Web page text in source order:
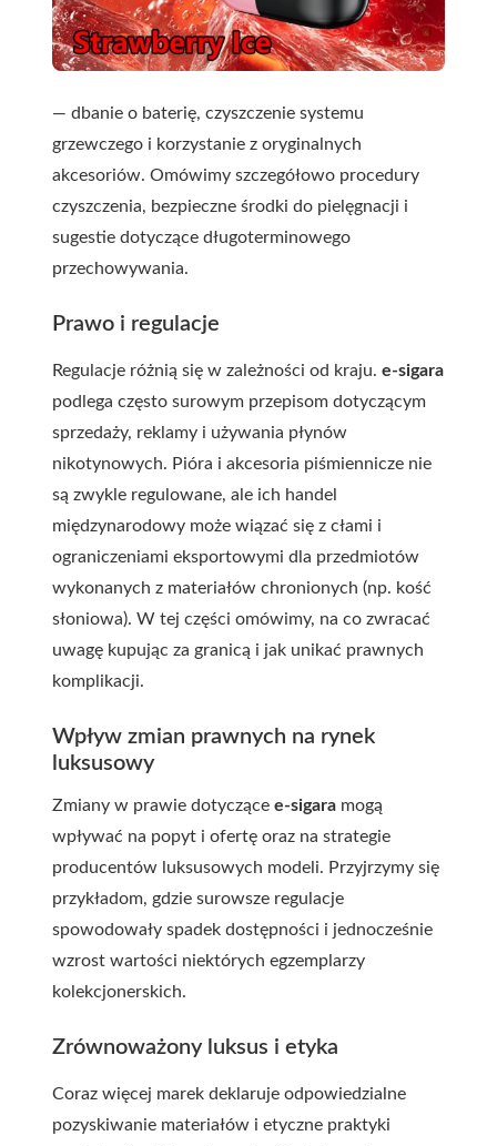
— dbanie o baterię, czyszczenie systemu
grzewczego i korzystanie z oryginalnych
akcesoriów. Omówimy szczegółowo procedury
czyszczenia, bezpieczne środki do pielęgnacji i
sugestie dotyczące długoterminowego
przechowywania.
Prawo i regulacje
Regulacje różnią się w zależności od kraju. e-sigara
podlega często surowym przepisom dotyczącym
sprzedaży, reklamy i używania płynów
nikotynowych. Pióra i akcesoria piśmiennicze nie
są zwykle regulowane, ale ich handel
międzynarodowy może wiązać się z cłami i
ograniczeniami eksportowymi dla przedmiotów
wykonanych z materiałów chronionych (np. kość
słoniowa). W tej części omówimy, na co zwracać
uwagę kupując za granicą i jak unikać prawnych
komplikacji.
Wpływ zmian prawnych na rynek
luksusowy
Zmiany w prawie dotyczące e-sigara mogą
wpływać na popyt i ofertę oraz na strategie
producentów luksusowych modeli. Przyjrzymy się
przykładom, gdzie surowsze regulacje
spowodowały spadek dostępności i jednocześnie
wzrost wartości niektórych egzemplarzy
kolekcjonerskich.
Zrównoważony luksus i etyka
Coraz więcej marek deklaruje odpowiedzialne
pozyskiwanie materiałów i etyczne praktyki